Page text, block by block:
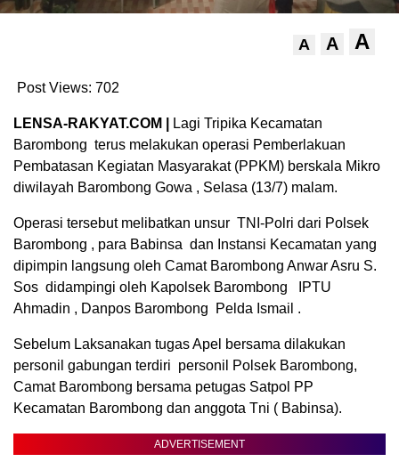
A A A
Post Views: 702
LENSA-RAKYAT.COM |
Lagi Tripika Kecamatan
Barombong terus melakukan operasi Pemberlakuan
Pembatasan Kegiatan Masyarakat (PPKM) berskala Mikro
diwilayah Barombong Gowa , Selasa (13/7) malam.
Operasi tersebut melibatkan unsur TNI-Polri dari Polsek
Barombong , para Babinsa dan Instansi Kecamatan yang
dipimpin langsung oleh Camat Barombong Anwar Asru S.
Sos didampingi oleh Kapolsek Barombong IPTU
Ahmadin , Danpos Barombong Pelda Ismail .
Sebelum Laksanakan tugas Apel bersama dilakukan
personil gabungan terdiri personil Polsek Barombong,
Camat Barombong bersama petugas Satpol PP
Kecamatan Barombong dan anggota Tni ( Babinsa).
ADVERTISEMENT